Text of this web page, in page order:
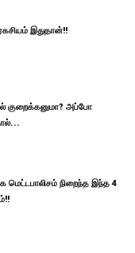
இதுதான்!!
குறைக்கனுமா? அப்போ
மெட்டபாலிசம் நிறைந்த இந்த 4